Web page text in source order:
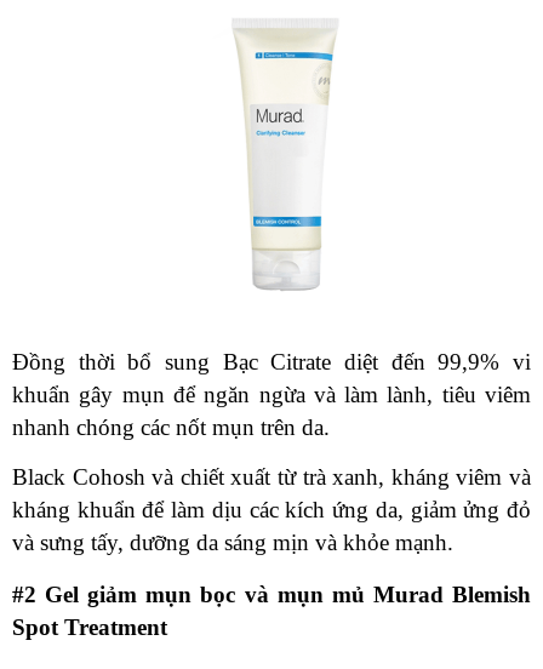
Đồng thời bổ sung Bạc Citrate diệt đến 99,9% vi
khuẩn gây mụn để ngăn ngừa và làm lành, tiêu viêm
nhanh chóng các nốt mụn trên da.
Black Cohosh và chiết xuất từ trà xanh, kháng viêm và
kháng khuẩn để làm dịu các kích ứng da, giảm ửng đỏ
và sưng tấy, dưỡng da sáng mịn và khỏe mạnh.
#2 Gel giảm mụn bọc và mụn mủ Murad Blemish
Spot Treatment